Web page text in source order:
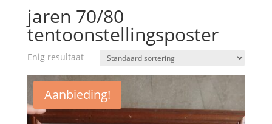
jaren 70/80
tentoonstellingsposter
Enig resultaat
Aanbieding!